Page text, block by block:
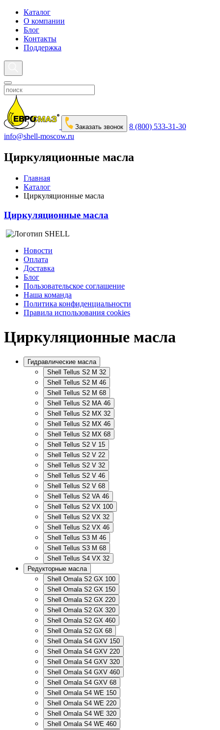
Каталог
О компании
Блог
Контакты
Поддержка
Заказать звонок
8 (800) 533-31-30
info@shell-moscow.ru
Циркуляционные масла
Главная
Каталог
Циркуляционные масла
Циркуляционные масла
Новости
Оплата
Доставка
Блог
Пользовательское соглашение
Наша команда
Политика конфиденциальности
Правила использования cookies
Циркуляционные масла
Гидравлические масла
Shell Tellus S2 M 32
Shell Tellus S2 M 46
Shell Tellus S2 M 68
Shell Tellus S2 MA 46
Shell Tellus S2 MX 32
Shell Tellus S2 MX 46
Shell Tellus S2 MX 68
Shell Tellus S2 V 15
Shell Tellus S2 V 22
Shell Tellus S2 V 32
Shell Tellus S2 V 46
Shell Tellus S2 V 68
Shell Tellus S2 VA 46
Shell Tellus S2 VX 100
Shell Tellus S2 VX 32
Shell Tellus S2 VX 46
Shell Tellus S3 M 46
Shell Tellus S3 M 68
Shell Tellus S4 VX 32
Редукторные масла
Shell Omala S2 GX 100
Shell Omala S2 GX 150
Shell Omala S2 GX 220
Shell Omala S2 GX 320
Shell Omala S2 GX 460
Shell Omala S2 GX 68
Shell Omala S4 GXV 150
Shell Omala S4 GXV 220
Shell Omala S4 GXV 320
Shell Omala S4 GXV 460
Shell Omala S4 GXV 68
Shell Omala S4 WE 150
Shell Omala S4 WE 220
Shell Omala S4 WE 320
Shell Omala S4 WE 460